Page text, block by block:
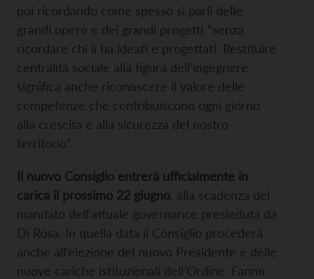
poi ricordando come spesso si parli delle
grandi opere e dei grandi progetti “senza
ricordare chi li ha ideati e progettati. Restituire
centralità sociale alla figura dell’ingegnere
significa anche riconoscere il valore delle
competenze che contribuiscono ogni giorno
alla crescita e alla sicurezza del nostro
territorio”.
Il nuovo Consiglio entrerà ufficialmente in
carica il prossimo 22 giugno , alla scadenza del
mandato dell’attuale governance presieduta da
Di Rosa. In quella data il Consiglio procederà
anche all’elezione del nuovo Presidente e delle
nuove cariche istituzionali dell’Ordine. Fanno